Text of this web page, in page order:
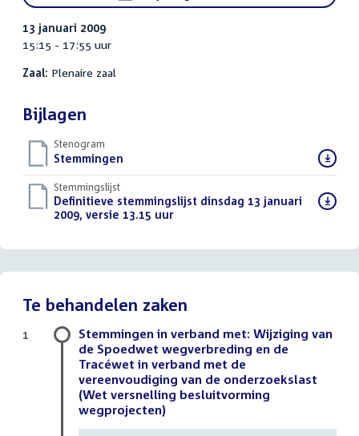
13 januari 2009
15:15 - 17:55 uur
Zaal: Plenaire zaal
Bijlagen
Stenogram
Download
bestand:
Stemmingen
Stemmingslijst
Download
bestand:
Definitieve stemmingslijst dinsdag 13 januari
2009, versie 13.15 uur()
Te behandelen zaken
Stemmingen in verband met: Wijziging van
de Spoedwet wegverbreding en de
Tracéwet in verband met de
vereenvoudiging van de onderzoekslast
(Wet versnelling besluitvorming
wegprojecten)
1